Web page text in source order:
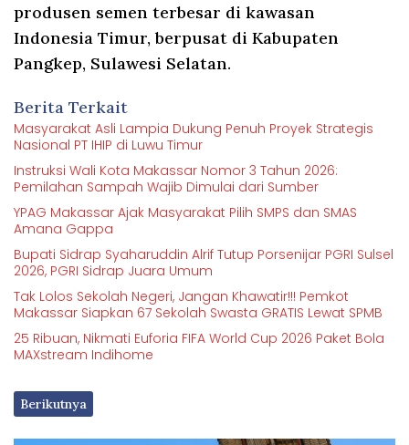
produsen semen terbesar di kawasan
Indonesia Timur, berpusat di Kabupaten
Pangkep, Sulawesi Selatan.
Berita Terkait
Masyarakat Asli Lampia Dukung Penuh Proyek Strategis
Nasional PT IHIP di Luwu Timur
Instruksi Wali Kota Makassar Nomor 3 Tahun 2026:
Pemilahan Sampah Wajib Dimulai dari Sumber
YPAG Makassar Ajak Masyarakat Pilih SMPS dan SMAS
Amana Gappa
Bupati Sidrap Syaharuddin Alrif Tutup Porsenijar PGRI Sulsel
2026, PGRI Sidrap Juara Umum
Tak Lolos Sekolah Negeri, Jangan Khawatir!!! Pemkot
Makassar Siapkan 67 Sekolah Swasta GRATIS Lewat SPMB
25 Ribuan, Nikmati Euforia FIFA World Cup 2026 Paket Bola
MAXstream Indihome
Berikutnya